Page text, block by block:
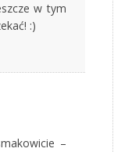
w tym
:)
–